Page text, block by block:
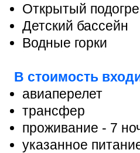
Открытый
Детский бассейн
Водные горки
В стоимость
авиаперелет
трансфер
проживание - 7
указанное